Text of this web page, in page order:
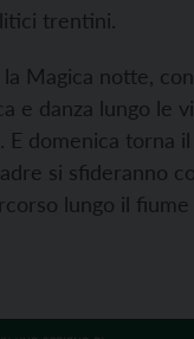
trentini.
Magica notte, con
e danza lungo le
E domenica torna
si sfideranno
lungo il fiume